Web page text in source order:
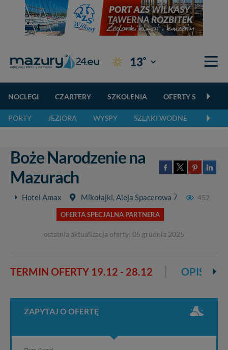
13° Giżycko
NOCLEGI CZARTERY SZKOLENIA OFERTY
PORTY JEZIORA WYSPY SZLAKI WODNE
Boże Narodzenie na
Mazurach
Hotel Amax Mikołajki, Aleja Spacerowa 7 452
OFERTA SPECJALNA PARTNERA
ostatnia aktualizacja oferty: 05 grudnia 2025
TERMIN OFERTY 19.12 - 28.12 OPIS
ZAPYTAJ O OFERTĘ